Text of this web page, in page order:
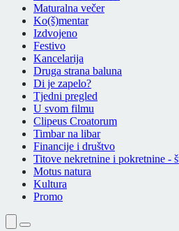
Maturalna večer
Ko(š)mentar
Izdvojeno
Festivo
Kancelarija
Druga strana baluna
Di je zapelo?
Tjedni pregled
U svom filmu
Clipeus Croatorum
Timbar na libar
Financije i društvo
Titove nekretnine i pokretnine -
Motus natura
Kultura
Promo